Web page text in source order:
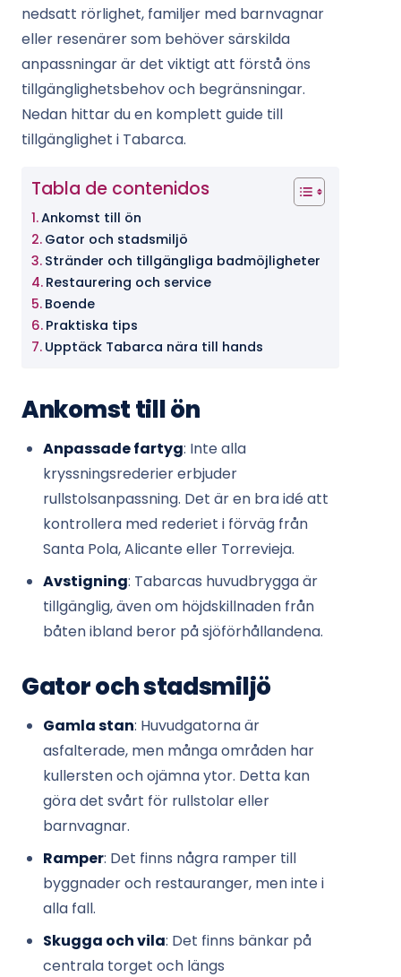
nedsatt rörlighet, familjer med barnvagnar
eller resenärer som behöver särskilda
anpassningar är det viktigt att förstå öns
tillgänglighetsbehov och begränsningar.
Nedan hittar du en komplett guide till
tillgänglighet i Tabarca.
Tabla de contenidos
Ankomst till ön
Gator och stadsmiljö
Stränder och tillgängliga badmöjligheter
Restaurering och service
Boende
Praktiska tips
Upptäck Tabarca nära till hands
Ankomst till ön
Anpassade fartyg: Inte alla
kryssningsrederier erbjuder
rullstolsanpassning. Det är en bra idé att
kontrollera med rederiet i förväg från
Santa Pola, Alicante eller Torrevieja.
Avstigning: Tabarcas huvudbrygga är
tillgänglig, även om höjdskillnaden från
båten ibland beror på sjöförhållandena.
Gator och stadsmiljö
Gamla stan: Huvudgatorna är
asfalterade, men många områden har
kullersten och ojämna ytor. Detta kan
göra det svårt för rullstolar eller
barnvagnar.
Ramper: Det finns några ramper till
byggnader och restauranger, men inte i
alla fall.
Skugga och vila: Det finns bänkar på
centrala torget och längs